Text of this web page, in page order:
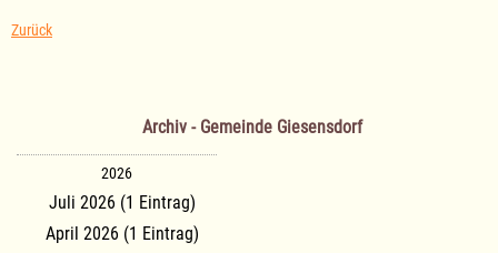
Zurück
Archiv - Gemeinde Giesensdorf
2026
Juli 2026 (1 Eintrag)
April 2026 (1 Eintrag)